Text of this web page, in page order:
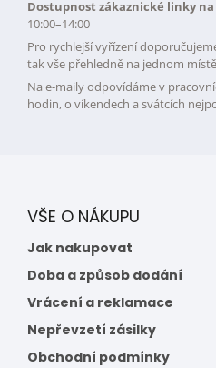
Dostupnost zákaznické linky na
10:00–14:00
Pro rychlejší vyřízení
tak vše přehledně na jednom
Na e-maily odpovídáme v
hodin, o víkendech a svátcích
VŠE O NÁKUPU
Jak nakupovat
Doba a způsob dodání
Vrácení a reklamace
Nepřevzetí zásilky
Obchodní podmínky